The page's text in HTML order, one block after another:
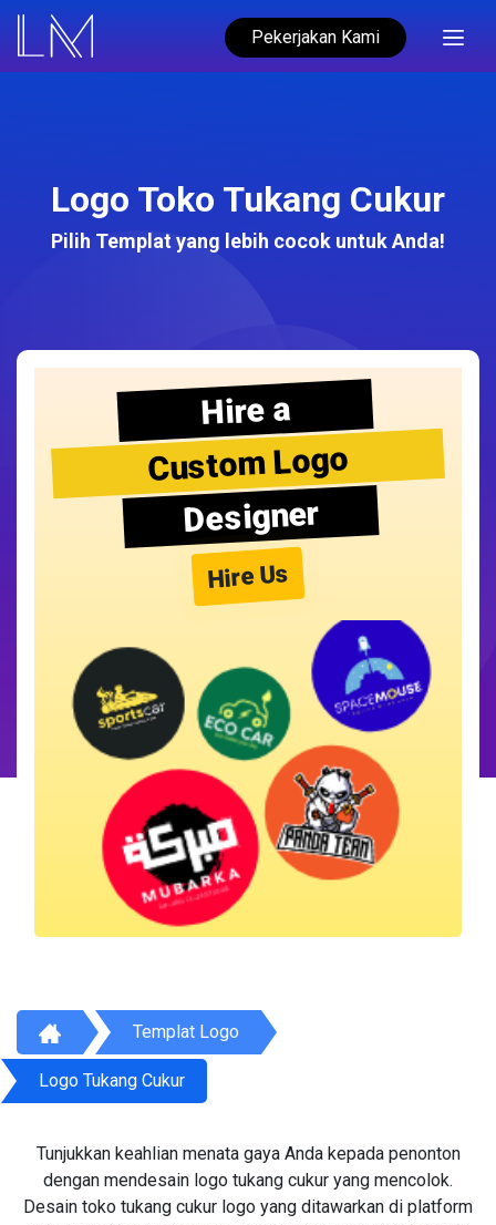
Pekerjakan Kami
Logo Toko Tukang Cukur
Pilih Templat yang lebih cocok untuk Anda!
Hire a
Custom Logo
Designer
Hire Us
Templat Logo
Logo Tukang Cukur
Tunjukkan keahlian menata gaya Anda kepada penonton
dengan mendesain logo tukang cukur yang mencolok.
Desain toko tukang cukur logo yang ditawarkan di platform